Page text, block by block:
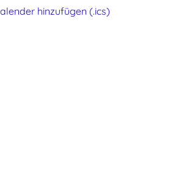
hinzufügen (.ics)